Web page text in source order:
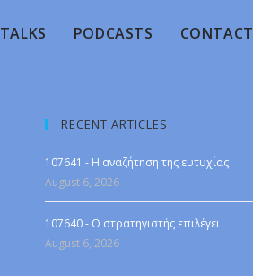
TALKS PODCASTS CONTACT
RECENT ARTICLES
107641 - Η αναζήτηση της ευτυχίας
August 6, 2026
107640 - Ο στρατηγιστής επιλέγει
August 6, 2026